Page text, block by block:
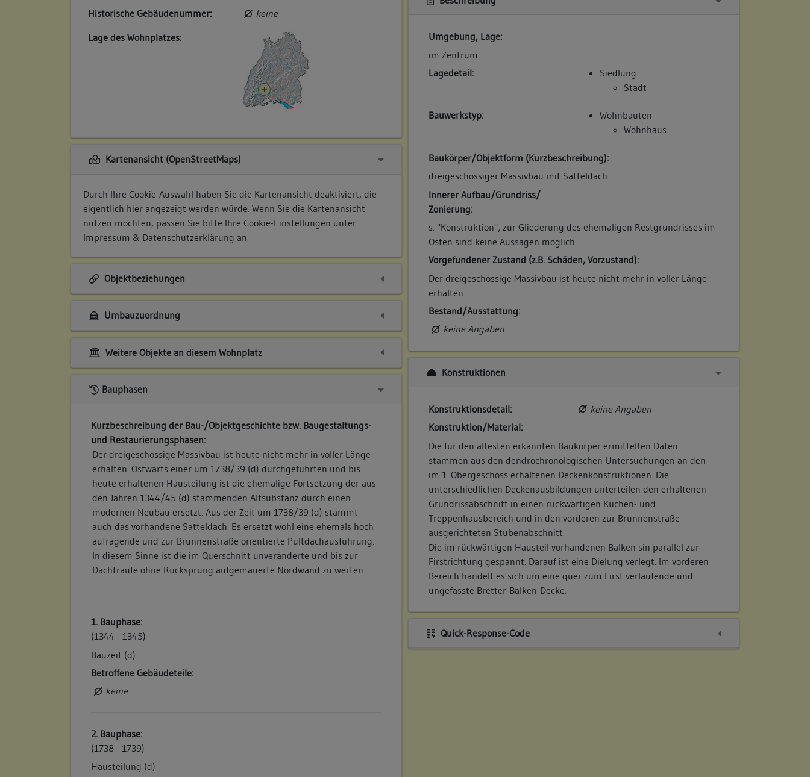
Historische Gebäudenummer:
keine
Lage des Wohnplatzes:
Kartenansicht (OpenStreetMaps)
Durch Ihre Cookie-Auswahl haben Sie die Kartenansicht deaktiviert, die
eigentlich hier angezeigt werden würde. Wenn Sie die Kartenansicht
nutzen möchten, passen Sie bitte Ihre Cookie-Einstellungen unter
Impressum & Datenschutzerklärung an.
Objektbeziehungen
Umbauzuordnung
Weitere Objekte an diesem Wohnplatz
Bauphasen
Kurzbeschreibung der Bau-/Objektgeschichte bzw. Baugestaltungs-
und Restaurierungsphasen:
Der dreigeschossige Massivbau ist heute nicht mehr in voller Länge
erhalten. Ostwärts einer um 1738/39 (d) durchgeführten und bis
heute erhaltenen Hausteilung ist die ehemalige Fortsetzung der aus
den Jahren 1344/45 (d) stammenden Altsubstanz durch einen
modernen Neubau ersetzt. Aus der Zeit um 1738/39 (d) stammt
auch das vorhandene Satteldach. Es ersetzt wohl eine ehemals hoch
aufragende und zur Brunnenstraße orientierte Pultdachausführung.
In diesem Sinne ist die im Querschnitt unveränderte und bis zur
Dachtraufe ohne Rücksprung aufgemauerte Nordwand zu werten.
1. Bauphase:
(1344 - 1345)
Bauzeit (d)
Betroffene Gebäudeteile:
keine
2. Bauphase:
(1738 - 1739)
Hausteilung (d)
Umgebung, Lage:
im Zentrum
Lagedetail:
Siedlung
Stadt
Bauwerkstyp:
Wohnbauten
Wohnhaus
Baukörper/Objektform (Kurzbeschreibung):
dreigeschossiger Massivbau mit Satteldach
Innerer Aufbau/Grundriss/
Zonierung:
s. "Konstruktion"; zur Gliederung des ehemaligen Restgrundrisses im
Osten sind keine Aussagen möglich.
Vorgefundener Zustand (z.B. Schäden, Vorzustand):
Der dreigeschossige Massivbau ist heute nicht mehr in voller Länge
erhalten.
Bestand/Ausstattung:
keine Angaben
Konstruktionen
Konstruktionsdetail:
keine Angaben
Konstruktion/Material:
Die für den ältesten erkannten Baukörper ermittelten Daten
stammen aus den dendrochronologischen Untersuchungen an den
im 1. Obergeschoss erhaltenen Deckenkonstruktionen. Die
unterschiedlichen Deckenausbildungen unterteilen den erhaltenen
Grundrissabschnitt in einen rückwärtigen Küchen- und
Treppenhausbereich und in den vorderen zur Brunnenstraße
ausgerichteten Stubenabschnitt.
Die im rückwärtigen Hausteil vorhandenen Balken sin parallel zur
Firstrichtung gespannt. Darauf ist eine Dielung verlegt. Im vorderen
Bereich handelt es sich um eine quer zum First verlaufende und
ungefasste Bretter-Balken-Decke.
Quick-Response-Code